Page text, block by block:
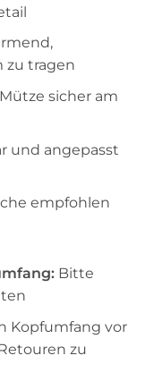
zu tragen
sicher am
und angepasst
empfohlen
Bitte
Kopfumfang vor
zu